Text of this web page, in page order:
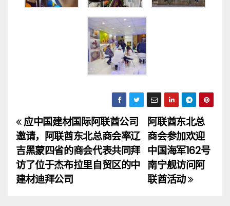
文
章
导
阿联酋东北总
商会参加欢迎
中国海军162号
南宁舰访问阿
联酋活动
应中国建材国际阿联酋公司
邀请，阿联酋东北总商会率辽
吉黑蒙四省的商会代表共同拜
访了位于杰布拉里自贸区的中
建材迪拜公司